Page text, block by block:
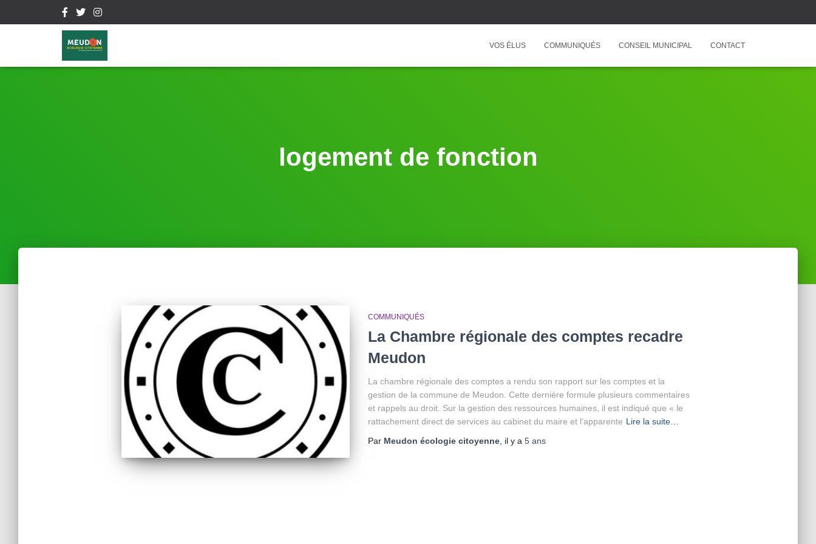
VOS ÉLUS COMMUNIQUÉS CONSEIL MUNICIPAL CONTACT
logement de fonction
COMMUNIQUÉS
La Chambre régionale des comptes recadre
Meudon
La chambre régionale des comptes a rendu son rapport sur les comptes et la
gestion de la commune de Meudon. Cette dernière formule plusieurs commentaires
et rappels au droit. Sur la gestion des ressources humaines, il est indiqué que « le
rattachement direct de services au cabinet du maire et l’apparente Lire la suite…
Par Meudon écologie citoyenne, il y a 5 ans